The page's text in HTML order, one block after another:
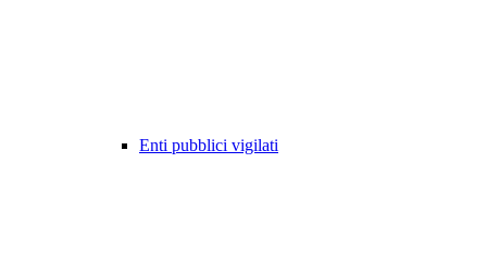
Enti pubblici vigilati